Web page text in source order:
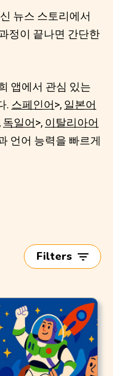
뉴스 스토리에서
정이 끝나면 간단한
앱에서 관심 있는
. 스페인어>, 일본어
독일어>, 이탈리아어
언어 능력을 빠르게
Filters